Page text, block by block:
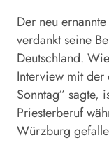
Der neu
verdankt seine
Deutschland.
Interview mit der
Sonntag“ sagte,
Priesterberuf
Würzburg